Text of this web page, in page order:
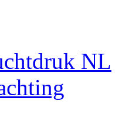
NL